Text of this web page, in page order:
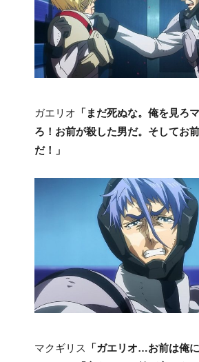
ガエリオ 「まだ死ぬな。俺を見ろ
ろ！お前が殺した男だ。そしてお
だ！」
マクギリス
「ガエリオ…お前は俺